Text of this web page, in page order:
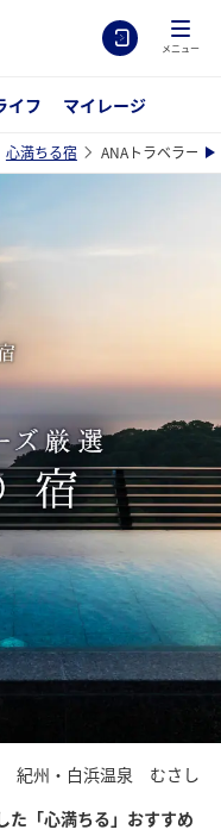
メニュー
イフ マイレージ
心満ちる宿 ANAトラベラー
紀州・白浜温泉 むさし
た「心満ちる」おすすめ